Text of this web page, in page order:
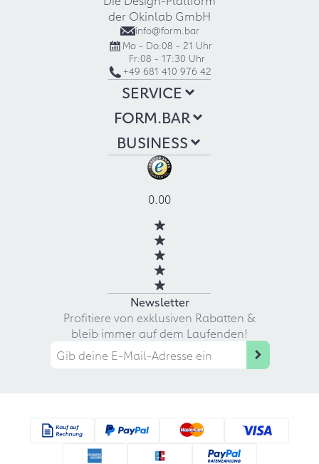
der Okinlab GmbH
info@form.bar
Mo - Do:08 - 21 Uhr
Fr:08 - 17:30 Uhr
+49 681 410 976 42
SERVICE
FORM.BAR
BUSINESS
0.00
Newsletter
Profitiere von exklusiven Rabatten &
bleib immer auf dem Laufenden!